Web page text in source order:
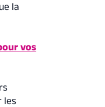
la
vos
les